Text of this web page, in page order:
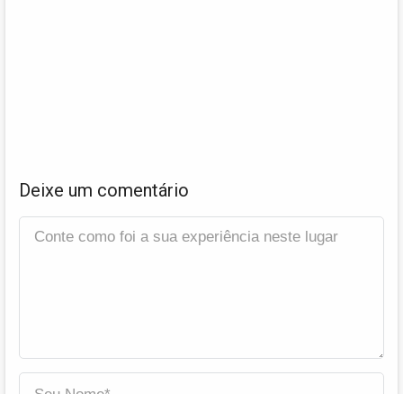
Deixe um comentário